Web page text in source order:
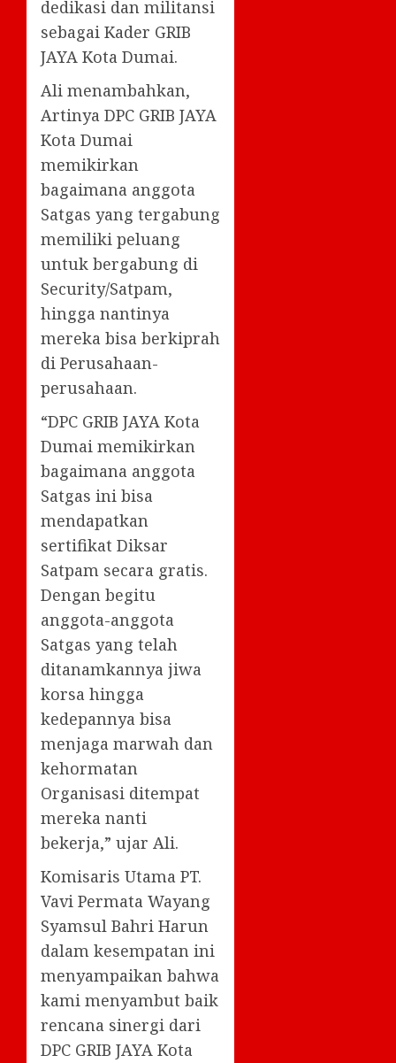
dedikasi dan militansi
sebagai Kader GRIB
JAYA Kota Dumai.
Ali menambahkan,
Artinya DPC GRIB JAYA
Kota Dumai
memikirkan
bagaimana anggota
Satgas yang tergabung
memiliki peluang
untuk bergabung di
Security/Satpam,
hingga nantinya
mereka bisa berkiprah
di Perusahaan-
perusahaan.
“DPC GRIB JAYA Kota
Dumai memikirkan
bagaimana anggota
Satgas ini bisa
mendapatkan
sertifikat Diksar
Satpam secara gratis.
Dengan begitu
anggota-anggota
Satgas yang telah
ditanamkannya jiwa
korsa hingga
kedepannya bisa
menjaga marwah dan
kehormatan
Organisasi ditempat
mereka nanti
bekerja,” ujar Ali.
Komisaris Utama PT.
Vavi Permata Wayang
Syamsul Bahri Harun
dalam kesempatan ini
menyampaikan bahwa
kami menyambut baik
rencana sinergi dari
DPC GRIB JAYA Kota